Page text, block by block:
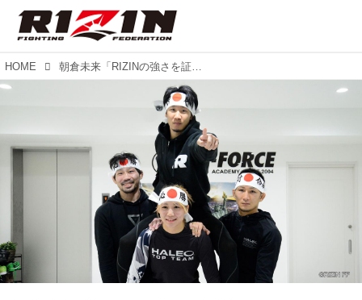
HOME 朝倉未来「RIZINの強さを証明したい」BELLATOR対抗戦に挑む渡辺・中村・元谷・朝倉の練習を公開！